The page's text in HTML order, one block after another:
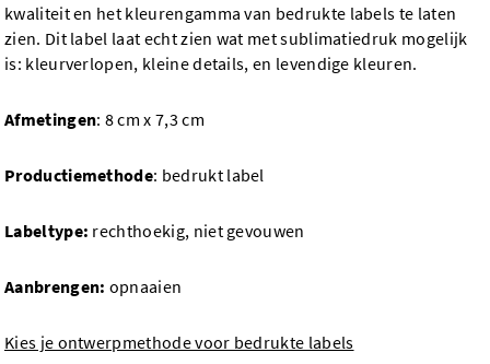
kwaliteit en het kleurengamma van bedrukte labels te laten
zien. Dit label laat echt zien wat met sublimatiedruk mogelijk
is: kleurverlopen, kleine details, en levendige kleuren.
Afmetingen: 8 cm x 7,3 cm
Productiemethode: bedrukt label
Labeltype: rechthoekig, niet gevouwen
Aanbrengen: opnaaien
Kies je ontwerpmethode voor bedrukte labels